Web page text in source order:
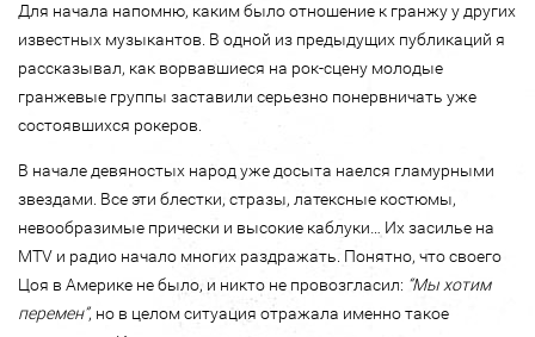
Для начала напомню, каким было отношение к гранжу у других
известных музыкантов. В одной из предыдущих публикаций я
рассказывал, как ворвавшиеся на рок-сцену молодые
гранжевые группы заставили серьезно понервничать уже
состоявшихся рокеров.
В начале девяностых народ уже досыта наелся гламурными
звездами. Все эти блестки, стразы, латексные костюмы,
невообразимые прически и высокие каблуки… Их засилье на
МTV и радио начало многих раздражать. Понятно, что своего
Цоя в Америке не было, и никто не провозгласил: “Мы хотим
перемен”, но в целом ситуация отражала именно такое